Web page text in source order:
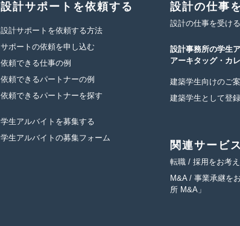
設計サポートを依頼する
設計サポートを依頼する方法
サポートの依頼を申し込む
依頼できる仕事の例
依頼できるパートナーの例
依頼できるパートナーを探す
学生アルバイトを募集する
学生アルバイトの募集フォーム
設計の仕事
設計の仕事を受け
設計事務所の学生
アーキタッグ・カ
建築学生向けのご
建築学生として登
関連サービス
転職 / 採用をお考
M&A / 事業承継を
所 M&A」